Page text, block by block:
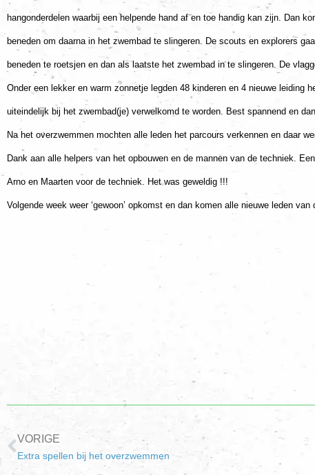
hangonderdelen waarbij een helpende hand af en toe handig kan zijn. Dan
beneden om daarna in het zwembad te slingeren. De scouts en explorers
beneden te roetsjen en dan als laatste het zwembad in te slingeren. De
Onder een lekker en warm zonnetje legden 48 kinderen en 4 nieuwe leiding
uiteindelijk bij het zwembad(je) verwelkomd te worden. Best spannend en
Na het overzwemmen mochten alle leden het parcours verkennen en daar
Dank aan alle helpers van het opbouwen en de mannen van de techniek.
Arno en Maarten voor de techniek. Het was geweldig !!!
Volgende week weer ‘gewoon’ opkomst en dan komen alle nieuwe leden
VORIGE
Extra spellen bij het overzwemmen